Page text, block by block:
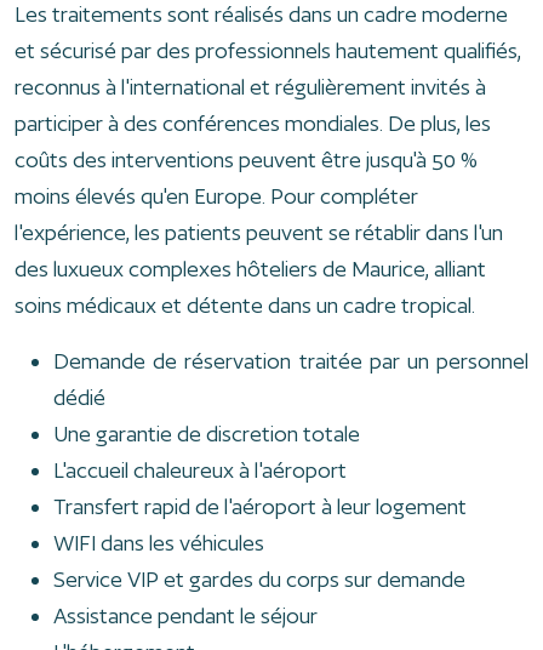
Les traitements sont réalisés dans un cadre moderne
et sécurisé par des professionnels hautement qualifiés,
reconnus à l'international et régulièrement invités à
participer à des conférences mondiales. De plus, les
coûts des interventions peuvent être jusqu'à 50 %
moins élevés qu'en Europe. Pour compléter
l'expérience, les patients peuvent se rétablir dans l'un
des luxueux complexes hôteliers de Maurice, alliant
soins médicaux et détente dans un cadre tropical.
Demande de réservation traitée par un personnel
dédié
Une garantie de discretion totale
L'accueil chaleureux à l'aéroport
Transfert rapid de l'aéroport à leur logement
WIFI dans les véhicules
Service VIP et gardes du corps sur demande
Assistance pendant le séjour